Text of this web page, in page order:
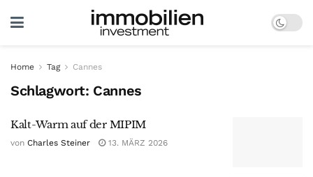
Home Tag Cannes
Schlagwort: Cannes
Kalt-Warm auf der MIPIM
von Charles Steiner 13. MÄRZ 2026